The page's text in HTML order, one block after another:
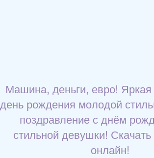
Машина, деньги, евро! Яркая
день рождения молодой
поздравление с днём
стильной девушки!
онлайн!